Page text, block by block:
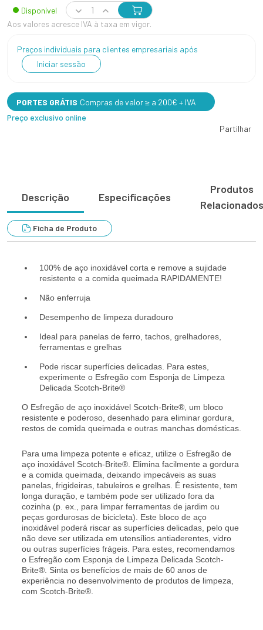
Disponível
Aos valores acresce IVA à taxa em vigor.
Preços individuais para clientes empresariais após
Iniciar sessão
PORTES GRÁTIS Compras de valor ≥ a 200€ + IVA
Preço exclusivo online
Partilhar
Descrição Especificações
Produtos
Relacionados
Ficha de Produto
100% de aço inoxidável corta e remove a sujidade
resistente e a comida queimada RAPIDAMENTE!
Não enferruja
Desempenho de limpeza duradouro
Ideal para panelas de ferro, tachos, grelhadores,
ferramentas e grelhas
Pode riscar superfícies delicadas. Para estes,
experimente o Esfregão com Esponja de Limpeza
Delicada Scotch-Brite®
O Esfregão de aço inoxidável Scotch-Brite®, um bloco
resistente e poderoso, desenhado para eliminar gordura,
restos de comida queimada e outras manchas domésticas.
Para uma limpeza potente e eficaz, utilize o Esfregão de
aço inoxidável Scotch-Brite®. Elimina facilmente a gordura
e a comida queimada, deixando impecáveis as suas
panelas, frigideiras, tabuleiros e grelhas. É resistente, tem
longa duração, e também pode ser utilizado fora da
cozinha (p. ex., para limpar ferramentas de jardim ou
peças gordurosas de bicicleta). Este bloco de aço
inoxidável poderá riscar as superfícies delicadas, pelo que
não deve ser utilizada em utensílios antiaderentes, vidro
ou outras superfícies frágeis. Para estes, recomendamos
o Esfregão com Esponja de Limpeza Delicada Scotch-
Brite®. Sinta os benefícios de mais de 60 anos de
experiência no desenvolvimento de produtos de limpeza,
com Scotch-Brite®.